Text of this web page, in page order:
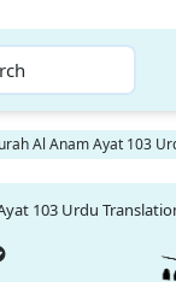
Al Anam Ayat 103
103 Urdu